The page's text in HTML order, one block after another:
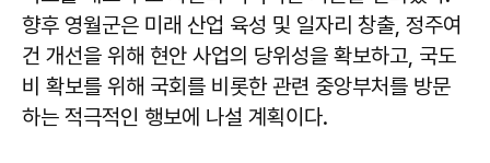
향후 영월군은 미래 산업 육성 및 일자리 창출, 정주여
건 개선을 위해 현안 사업의 당위성을 확보하고, 국도
비 확보를 위해 국회를 비롯한 관련 중앙부처를 방문
하는 적극적인 행보에 나설 계획이다.